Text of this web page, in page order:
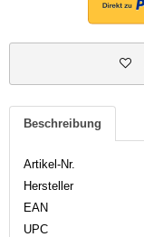
Beschreibung
Artikel-Nr.
Hersteller
EAN
UPC